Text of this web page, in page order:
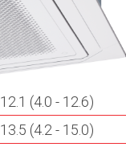
12.1 (4.0 - 12.6)
13.5 (4.2 - 15.0)